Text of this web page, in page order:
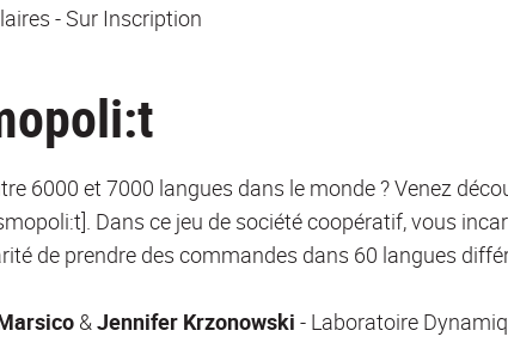
- Sur Inscription
6000 et 7000 langues dans le monde ? Venez
Dans ce jeu de société coopératif, vous
de prendre des commandes dans 60 langues
&Jennifer Krzonowski - Laboratoire